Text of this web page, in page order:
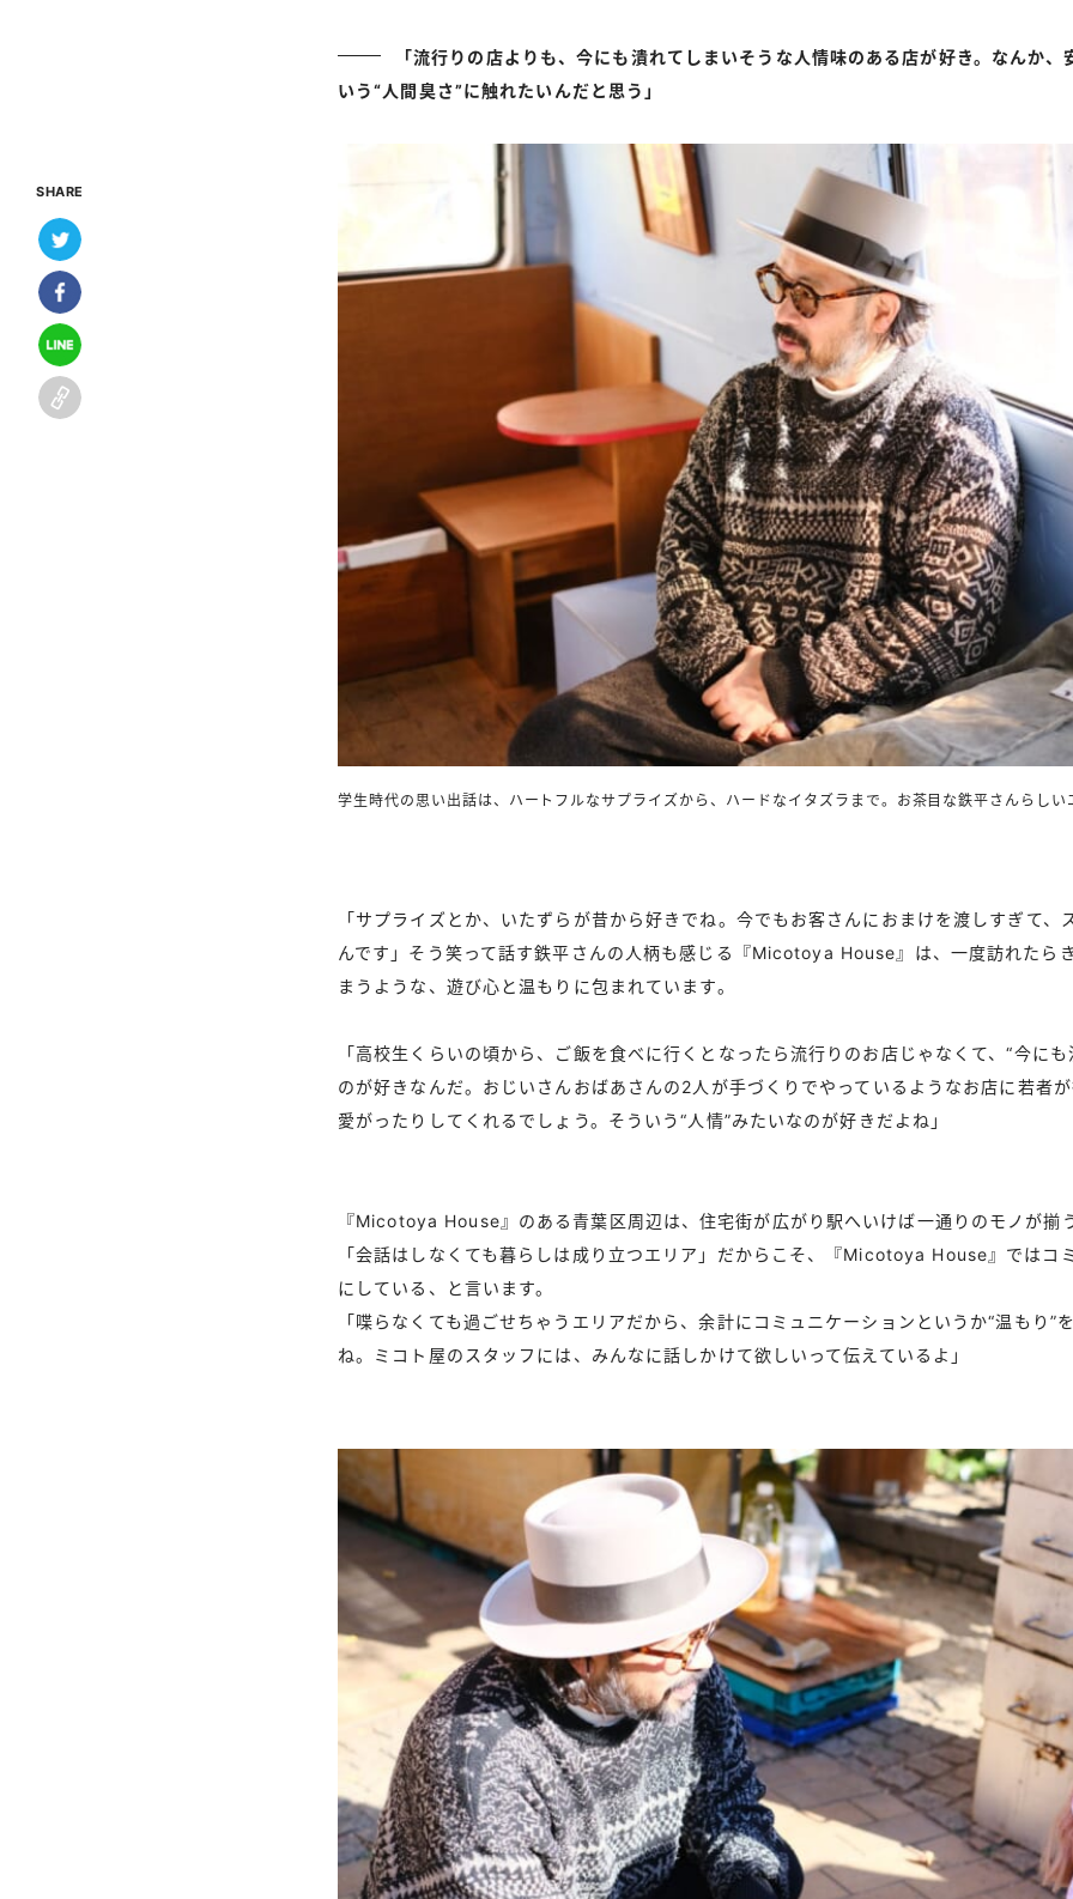
「流行りの店よりも、今にも潰れてしまいそうな人情味のある店が好き。なんか、
いう“人間臭さ”に触れたいんだと思う」
学生時代の思い出話は、ハートフルなサプライズから、ハードなイタズラまで。お茶目な鉄平さんらしい
「サプライズとか、いたずらが昔から好きでね。今でもお客さんにおまけを渡しすぎて、
んです」そう笑って話す鉄平さんの人柄も感じる『Micotoya House』は、一度訪れたら
まうような、遊び心と温もりに包まれています。
「高校生くらいの頃から、ご飯を食べに行くとなったら流行りのお店じゃなくて、“今にも
のが好きなんだ。おじいさんおばあさんの2人が手づくりでやっているようなお店に若者
愛がったりしてくれるでしょう。そういう“人情”みたいなのが好きだよね」
『Micotoya House』のある青葉区周辺は、住宅街が広がり駅へいけば一通りのモノが揃
「会話はしなくても暮らしは成り立つエリア」だからこそ、『Micotoya House』ではコ
にしている、と言います。
「喋らなくても過ごせちゃうエリアだから、余計にコミュニケーションというか“温もり”
ね。ミコト屋のスタッフには、みんなに話しかけて欲しいって伝えているよ」
SHARE